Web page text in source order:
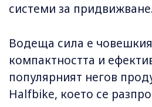
системи за придвижване.
Водеща сила е
компактността и
популярният негов
Halfbike, което се